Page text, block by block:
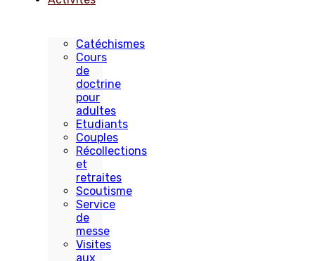
Catéchismes
Cours
de
doctrine
pour
adultes
Etudiants
Couples
Récollections
et
retraites
Scoutisme
Service
de
messe
Visites
aux